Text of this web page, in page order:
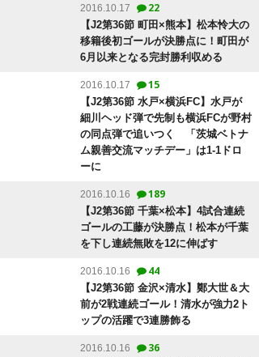
2016.10.17 22
【J2第36節 町田×熊本】松本怜大の
移籍後初ゴールが決勝点に！町田が
6月以来となる完封勝利収める
2016.10.17 15
【J2第36節 水戸×横浜FC】水戸が
細川ヘッド弾で先制も横浜FCが野村
の同点弾で追いつく 「茨城ベトナ
ム親善交流マッチデー」は1-1ドロ
ーに
2016.10.16 189
【J2第36節 千葉×松本】4試合連続
ゴールの工藤が決勝点！松本が千葉
を下し連続無敗を12に伸ばす
2016.10.16 44
【J2第36節 金沢×清水】鄭大世＆大
前が2戦連続ゴール！清水が強力2ト
ップの活躍で3連勝飾る
2016.10.16 36